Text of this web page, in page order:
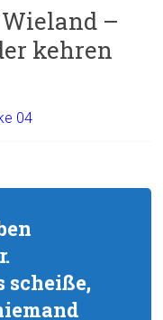
–
kehren
04
scheiße,